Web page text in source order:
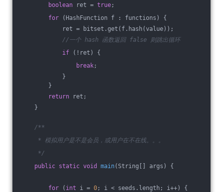
boolean ret = true;
for (HashFunction f : functions) {
ret = bitset.get(f.hash(value));
//一个 hash 函数返回 false 则跳出循环
if (!ret) {
break;
}
}
return ret;
}
/**
* 模拟用户是不是会员，或用户在不在线。。。
*/
public static void main(String[] args) {
for ( int i = 0; i < seeds.length; i++) {